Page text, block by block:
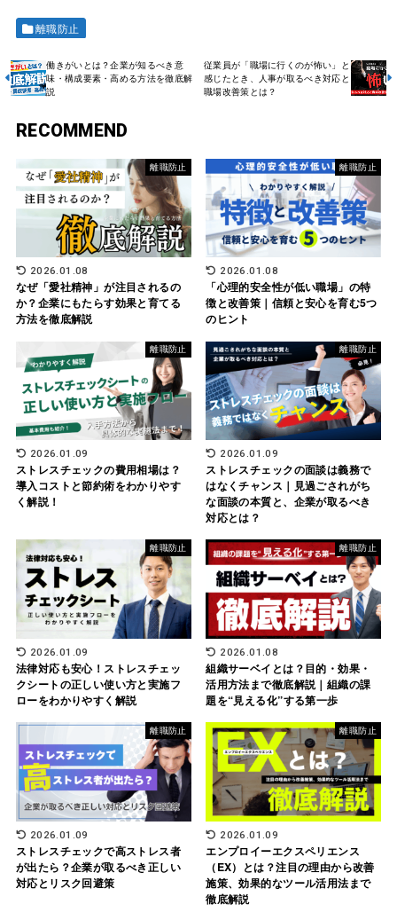
離職防止
働きがいとは？企業が知るべき意
味・構成要素・高める方法を徹底解
説
従業員が「職場に行くのが怖い」と
感じたとき、人事が取るべき対応と
職場改善策とは？
RECOMMEND
離職防止
2026.01.08
なぜ「愛社精神」が注目されるの
か？企業にもたらす効果と育てる
方法を徹底解説
離職防止
2026.01.08
「心理的安全性が低い職場」の特
徴と改善策｜信頼と安心を育む5つ
のヒント
離職防止
2026.01.09
ストレスチェックの費用相場は？
導入コストと節約術をわかりやす
く解説！
離職防止
2026.01.09
ストレスチェックの面談は義務で
はなくチャンス｜見過ごされがち
な面談の本質と、企業が取るべき
対応とは？
離職防止
2026.01.09
法律対応も安心！ストレスチェッ
クシートの正しい使い方と実施フ
ローをわかりやすく解説
離職防止
2026.01.08
組織サーベイとは？目的・効果・
活用方法まで徹底解説｜組織の課
題を“見える化”する第一歩
離職防止
2026.01.09
ストレスチェックで高ストレス者
が出たら？企業が取るべき正しい
対応とリスク回避策
離職防止
2026.01.09
エンプロイーエクスペリエンス
（EX）とは？注目の理由から改善
施策、効果的なツール活用法まで
徹底解説